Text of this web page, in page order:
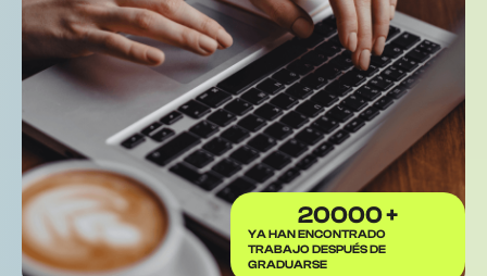
20000 +
YA HAN ENCONTRADO
TRABAJO DESPUÉS DE
GRADUARSE